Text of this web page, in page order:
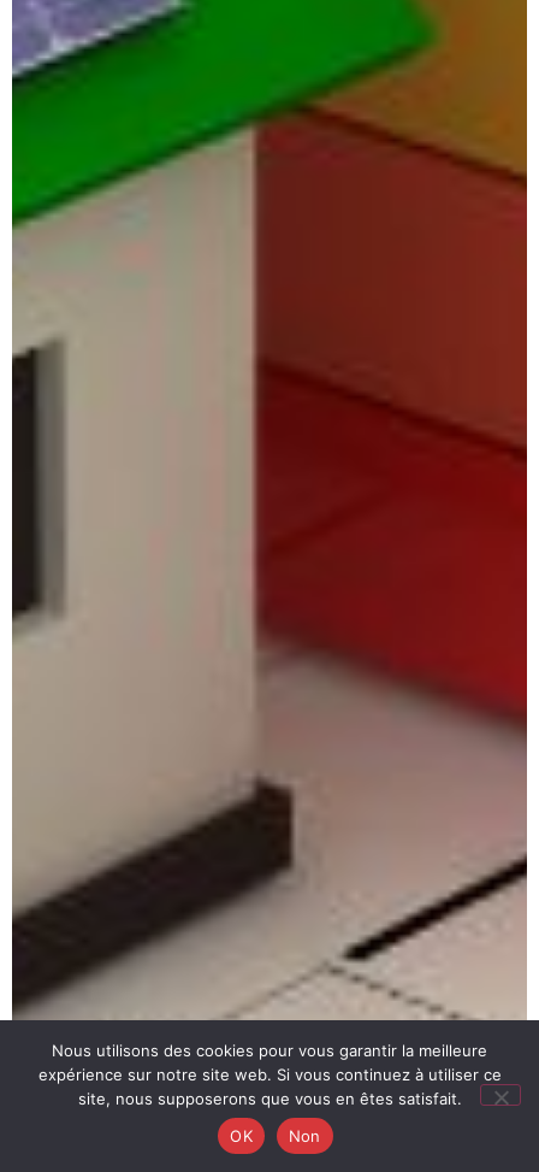
Nous utilisons des cookies pour vous garantir la meilleure
expérience sur notre site web. Si vous continuez à utiliser ce
site, nous supposerons que vous en êtes satisfait.
OK
Non